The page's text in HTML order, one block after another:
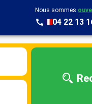
Nous sommes
04 22 13